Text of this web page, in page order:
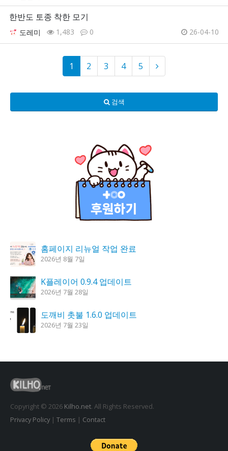
한반도 토종 착한 모기
도레미 1,483 0 26-04-10
1 2 3 4 5
검색
홈페이지 리뉴얼 작업 완료
2026년 8월 7일
K플레이어 0.9.4 업데이트
2026년 7월 28일
도깨비 촛불 1.6.0 업데이트
2026년 7월 23일
시크릿DNS 3.9.3 업데이트
2026년 7월 30일
Copyright © 2026 Kilho.net. All Rights Reserved.
Privacy Policy| Terms | Contact